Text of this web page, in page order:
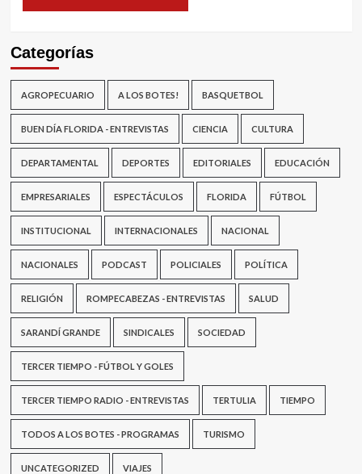
Categorías
AGROPECUARIO A LOS BOTES! BASQUETBOL
BUEN DÍA FLORIDA - ENTREVISTAS CIENCIA CULTURA
DEPARTAMENTAL DEPORTES EDITORIALES EDUCACIÓN
EMPRESARIALES ESPECTÁCULOS FLORIDA FÚTBOL
INSTITUCIONAL INTERNACIONALES NACIONAL
NACIONALES PODCAST POLICIALES POLÍTICA
RELIGIÓN ROMPECABEZAS - ENTREVISTAS SALUD
SARANDÍ GRANDE SINDICALES SOCIEDAD
TERCER TIEMPO - FÚTBOL Y GOLES
TERCER TIEMPO RADIO - ENTREVISTAS TERTULIA TIEMPO
TODOS A LOS BOTES - PROGRAMAS TURISMO
UNCATEGORIZED VIAJES